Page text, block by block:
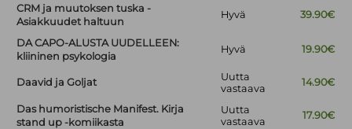
CRM ja muutoksen tuska -
Asiakkuudet haltuun
Hyvä 39.90€
DA CAPO-ALUSTA UUDELLEEN:
kliininen psykologia
Hyvä 19.90€
Daavid ja Goljat
Uutta
vastaava
14.90€
Das humoristische Manifest. Kirja
stand up -komiikasta
Uutta
vastaava
17.90€